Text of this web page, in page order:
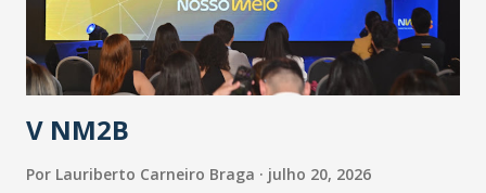
secretário. Segundo ele, é uma epidemia com chance de
contaminação alta, podendo gerar um grande risco à
população e ao sistema de saúde. “Precisamos saber fazer a
estratificação do risco da doença, para não so...
V NM2B
Por Lauriberto Carneiro Braga julho 20, 2026